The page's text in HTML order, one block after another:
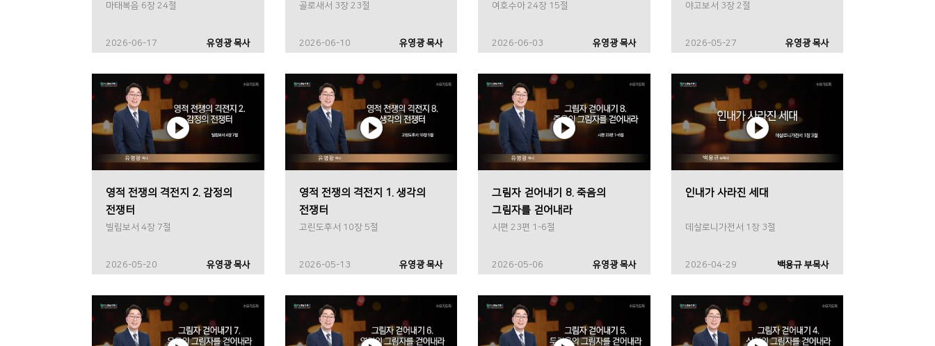
마태복음 6장 24절
2026-06-17 유영광 목사
골로새서 3장 23절
2026-06-10 유영광 목사
여호수아 24장 15절
2026-06-03 유영광 목사
야고보서 3장 2절
2026-05-27 유영광 목사
영적 전쟁의 격전지 2. 감정의
전쟁터
빌립보서 4장 7절
2026-05-20 유영광 목사
영적 전쟁의 격전지 1. 생각의
전쟁터
고린도후서 10장 5절
2026-05-13 유영광 목사
그림자 걷어내기 8. 죽음의
그림자를 걷어내라
시편 23편 1-6절
2026-05-06 유영광 목사
인내가 사라진 세대
데살로니가전서 1장 3절
2026-04-29 백용규 부목사